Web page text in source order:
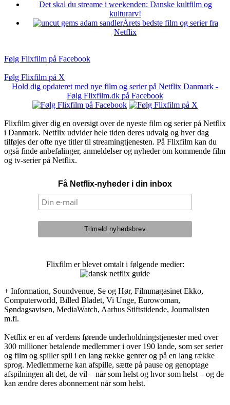
Det skal du streame i weekenden: Danske kultfilm og
kulturarv!
Årets bedste film og serier fra
Netflix
Følg Flixfilm på Facebook
Følg Flixfilm på X
Hold dig opdateret med nye film og serier på Netflix Danmark -
Følg Flixfilm.dk på Facebook
Flixfilm giver dig en oversigt over de nyeste film og serier på Netflix
i Danmark. Netflix udvider hele tiden deres udvalg og hver dag
tilføjes der ofte nye titler til streamingtjenesten. På Flixfilm kan du
også finde anbefalinger, anmeldelser og nyheder om kommende film
og tv-serier på Netflix.
Få Netflix-nyheder i din inbox
Flixfilm er blevet omtalt i følgende medier:
+ Information, Soundvenue, Se og Hør, Filmmagasinet Ekko,
Computerworld, Billed Bladet, Vi Unge, Eurowoman,
Søndagsavisen, MediaWatch, Aarhus Stiftstidende, Journalisten
m.fl.
Netflix er en af verdens førende underholdningstjenester med over
300 millioner betalende medlemmer i over 190 lande, som ser serier
og film og spiller spil i en lang række genrer og på en lang række
sprog. Medlemmerne kan afspille, sætte på pause og genoptage
afspilningen alt det, de vil – når som helst og hvor som helst – og de
kan ændre deres abonnement når som helst.